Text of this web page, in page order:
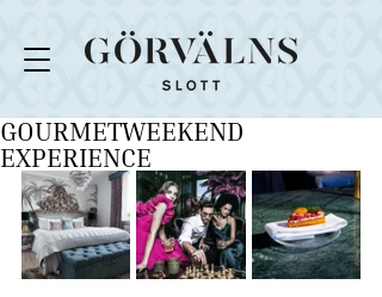
GOURMETWEEKEND
EXPERIENCE